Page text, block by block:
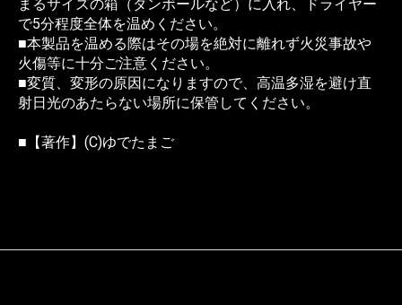
まるサイズの箱（ダンボールなど）に入れ、ドライヤー
で5分程度全体を温めください。
■本製品を温める際はその場を絶対に離れず火災事故や
火傷等に十分ご注意ください。
■変質、変形の原因になりますので、高温多湿を避け直
射日光のあたらない場所に保管してください。
■【著作】(C)ゆでたまご